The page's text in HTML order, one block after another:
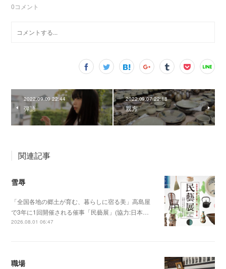
0コメント
2022.09.09 22:44
弾語
2022.09.07 22:18
親方
関連記事
雪辱
「全国各地の郷土が育む、暮らしに宿る美」高島屋
で3年に1回開催される催事「民藝展」(協力:日本…
2026.08.01 06:47
職場